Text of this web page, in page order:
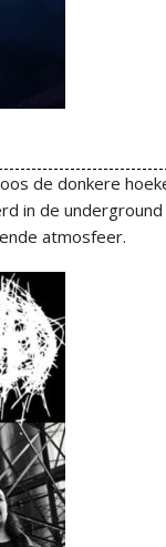
de donkere
in de
atmosfeer.